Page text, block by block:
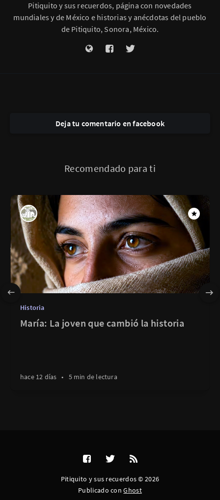
Pitiquito y sus recuerdos, página con novedades
mundiales y de México e historias y anécdotas del pueblo
de Pitiquito, Sonora, México.
Deja tu comentario en facebook
Recomendado para ti
Historia
María: La joven que cambió la historia
hace 12 días • 5 min de lectura
Pitiquito y sus recuerdos © 2026
Publicado conGhost